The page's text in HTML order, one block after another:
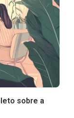
sobre a